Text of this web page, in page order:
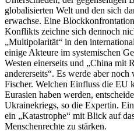
globalisierten Welt und den sich
erwachse. Eine
Konflikts zeichne sich dennoch
„Multipolarität“ in den
einige Akteure im systemischen
Westen einerseits und „China mit
andererseits“. Es werde aber
Fischer. Welchen Einfluss die EU
Eurasien haben werden,
Ukrainekriegs, so die Expertin.
ein „Katastrophe“ mit Blick auf
Menschenrechte zu stärken.